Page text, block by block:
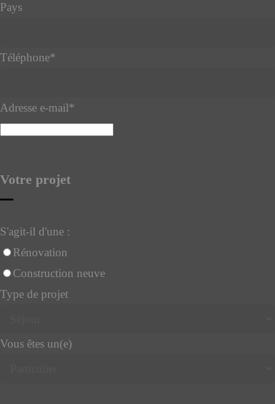
Pays
Téléphone*
Adresse e-mail*
Votre projet
S'agit-il d'une :
Rénovation
Construction neuve
Type de projet
Vous êtes un(e)